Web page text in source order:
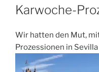
AM
Karwoche-
Wir hatten den Mut,
Prozessionen in